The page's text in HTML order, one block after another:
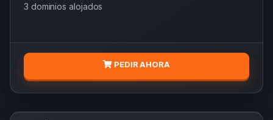
3 dominios alojados
PEDIR AHORA